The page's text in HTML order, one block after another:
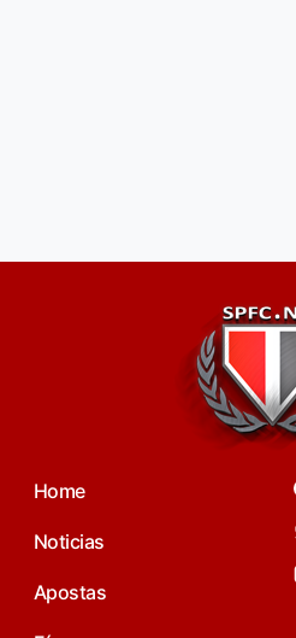
Home
Noticias
Apostas